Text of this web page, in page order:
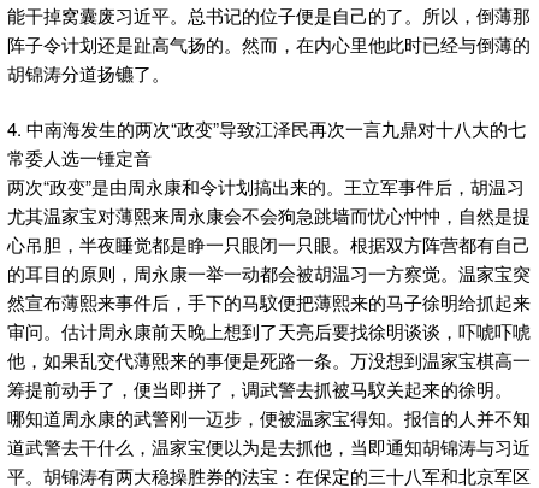
能干掉窝囊废习近平。总书记的位子便是自己的了。所以，倒薄那
阵子令计划还是趾高气扬的。然而，在内心里他此时已经与倒薄的
胡锦涛分道扬镳了。
4. 中南海发生的两次“政变”导致江泽民再次一言九鼎对十八大的七
常委人选一锤定音
两次“政变”是由周永康和令计划搞出来的。王立军事件后，胡温习
尤其温家宝对薄熙来周永康会不会狗急跳墙而忧心忡忡，自然是提
心吊胆，半夜睡觉都是睁一只眼闭一只眼。根据双方阵营都有自己
的耳目的原则，周永康一举一动都会被胡温习一方察觉。温家宝突
然宣布薄熙来事件后，手下的马馼便把薄熙来的马子徐明给抓起来
审问。估计周永康前天晚上想到了天亮后要找徐明谈谈，吓唬吓唬
他，如果乱交代薄熙来的事便是死路一条。万没想到温家宝棋高一
筹提前动手了，便当即拼了，调武警去抓被马馼关起来的徐明。
哪知道周永康的武警刚一迈步，便被温家宝得知。报信的人并不知
道武警去干什么，温家宝便以为是去抓他，当即通知胡锦涛与习近
平。胡锦涛有两大稳操胜券的法宝：在保定的三十八军和北京军区